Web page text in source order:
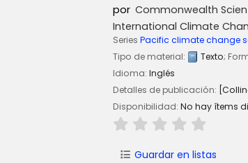
por Commonwealth
International Climate
Series Pacific climate change
Tipo de material:
Texto;
Idioma: Inglés
Detalles de publicación:
Disponibilidad: No hay ítems
Guardar en listas